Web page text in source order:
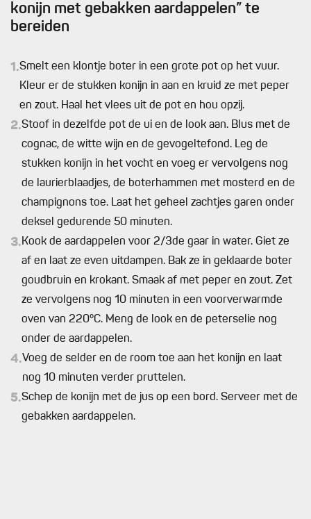
konijn met gebakken aardappelen” te
bereiden
1.Smelt een klontje boter in een grote pot op het vuur.
Kleur er de stukken konijn in aan en kruid ze met peper
en zout. Haal het vlees uit de pot en hou opzij.
2.Stoof in dezelfde pot de ui en de look aan. Blus met de
cognac, de witte wijn en de gevogeltefond. Leg de
stukken konijn in het vocht en voeg er vervolgens nog
de laurierblaadjes, de boterhammen met mosterd en de
champignons toe. Laat het geheel zachtjes garen onder
deksel gedurende 50 minuten.
3.Kook de aardappelen voor 2/3de gaar in water. Giet ze
af en laat ze even uitdampen. Bak ze in geklaarde boter
goudbruin en krokant. Smaak af met peper en zout. Zet
ze vervolgens nog 10 minuten in een voorverwarmde
oven van 220°C. Meng de look en de peterselie nog
onder de aardappelen.
4.Voeg de selder en de room toe aan het konijn en laat
nog 10 minuten verder pruttelen.
5.Schep de konijn met de jus op een bord. Serveer met de
gebakken aardappelen.